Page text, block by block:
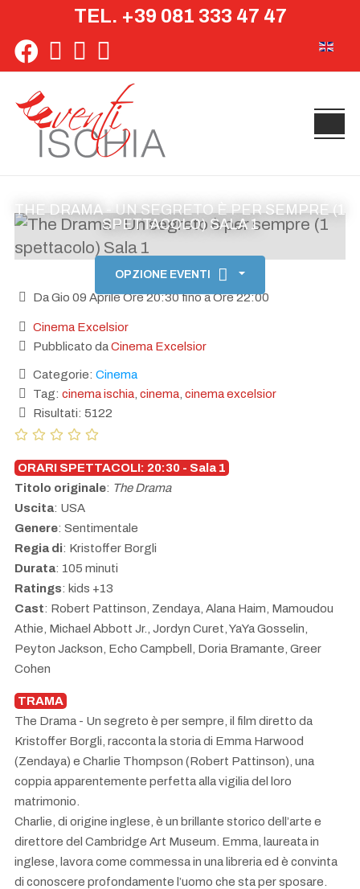
TEL. +39 081 333 47 47
THE DRAMA - UN SEGRETO È PER SEMPRE (1
SPETTACOLO) SALA 1
OPZIONE EVENTI
Da Gio 09 Aprile Ore 20:30 fino a Ore 22:00
Cinema Excelsior
Pubblicato daCinema Excelsior
Categorie: Cinema
Tag: cinema ischia cinema cinema excelsior
Risultati: 5122
ORARI SPETTACOLI: 20:30 - Sala 1
Titolo originale: The Drama
Uscita: USA
Genere: Sentimentale
Regia di: Kristoffer Borgli
Durata: 105 minuti
Ratings: kids +13
Cast: Robert Pattinson, Zendaya, Alana Haim, Mamoudou
Athie, Michael Abbott Jr., Jordyn Curet, YaYa Gosselin,
Peyton Jackson, Echo Campbell, Doria Bramante, Greer
Cohen
TRAMA
The Drama - Un segreto è per sempre, il film diretto da
Kristoffer Borgli, racconta la storia di Emma Harwood
(Zendaya) e Charlie Thompson (Robert Pattinson), una
coppia apparentemente perfetta alla vigilia del loro
matrimonio.
Charlie, di origine inglese, è un brillante storico dell’arte e
direttore del Cambridge Art Museum. Emma, laureata in
inglese, lavora come commessa in una libreria ed è convinta
di conoscere profondamente l’uomo che sta per sposare.